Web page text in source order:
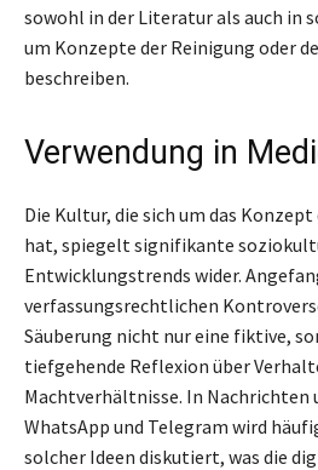
sowohl in der Literatur als auch in
um Konzepte der Reinigung oder
beschreiben.
Verwendung in
Die Kultur, die sich um das
hat, spiegelt signifikante
Entwicklungstrends wider.
verfassungsrechtlichen
Säuberung nicht nur eine fiktive,
tiefgehende Reflexion über
Machtverhältnisse. In Nachrichten
WhatsApp und Telegram wird
solcher Ideen diskutiert, was die